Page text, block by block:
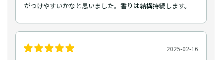
がつけやすいかなと思いました。香りは結構持続します。
2025-02-16